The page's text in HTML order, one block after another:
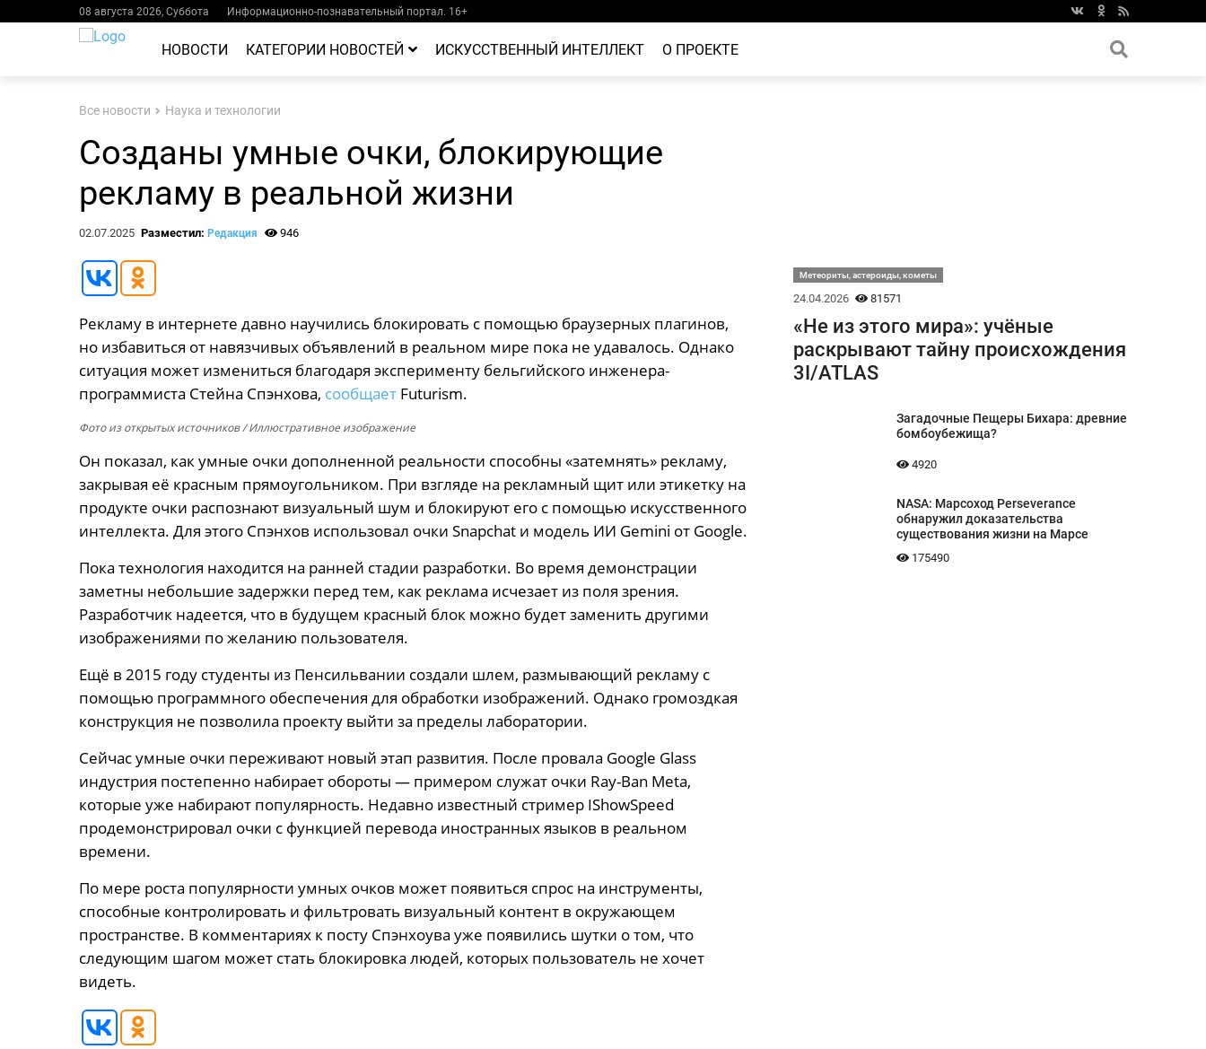
08 августа 2026, Суббота Информационно-познавательный портал. 16+
НОВОСТИ КАТЕГОРИИ НОВОСТЕЙ ИСКУССТВЕННЫЙ ИНТЕЛЛЕКТ О ПРОЕКТЕ
Все новости Наука и технологии
Созданы умные очки, блокирующие
рекламу в реальной жизни
02.07.2025 Разместил: Редакция 946
Рекламу в интернете давно научились блокировать с помощью браузерных плагинов,
но избавиться от навязчивых объявлений в реальном мире пока не удавалось. Однако
ситуация может измениться благодаря эксперименту бельгийского инженера-
программиста Стейна Спэнхова, сообщаетFuturism.
Фото из открытых источников/ Иллюстративное изображение
Он показал, как умные очки дополненной реальности способны «затемнять» рекламу,
закрывая её красным прямоугольником. При взгляде на рекламный щит или этикетку на
продукте очки распознают визуальный шум и блокируют его с помощью искусственного
интеллекта. Для этого Спэнхов использовал очки Snapchat и модель ИИ Gemini от Google.
Пока технология находится на ранней стадии разработки. Во время демонстрации
заметны небольшие задержки перед тем, как реклама исчезает из поля зрения.
Разработчик надеется, что в будущем красный блок можно будет заменить другими
изображениями по желанию пользователя.
Ещё в 2015 году студенты из Пенсильвании создали шлем, размывающий рекламу с
помощью программного обеспечения для обработки изображений. Однако громоздкая
конструкция не позволила проекту выйти за пределы лаборатории.
Сейчас умные очки переживают новый этап развития. После провала Google Glass
индустрия постепенно набирает обороты — примером служат очки Ray-Ban Meta,
которые уже набирают популярность. Недавно известный стример IShowSpeed
продемонстрировал очки с функцией перевода иностранных языков в реальном
времени.
По мере роста популярности умных очков может появиться спрос на инструменты,
способные контролировать и фильтровать визуальный контент в окружающем
пространстве. В комментариях к посту Спэнхоува уже появились шутки о том, что
следующим шагом может стать блокировка людей, которых пользователь не хочет
видеть.
Метеориты, астероиды, кометы
24.04.2026 81571
«Не из этого мира»: учёные
раскрывают тайну происхождения
3I/ATLAS
Загадочные Пещеры Бихара: древние
бомбоубежища?
4920
NASA: Марсоход Perseverance
обнаружил доказательства
существования жизни на Марсе
175490